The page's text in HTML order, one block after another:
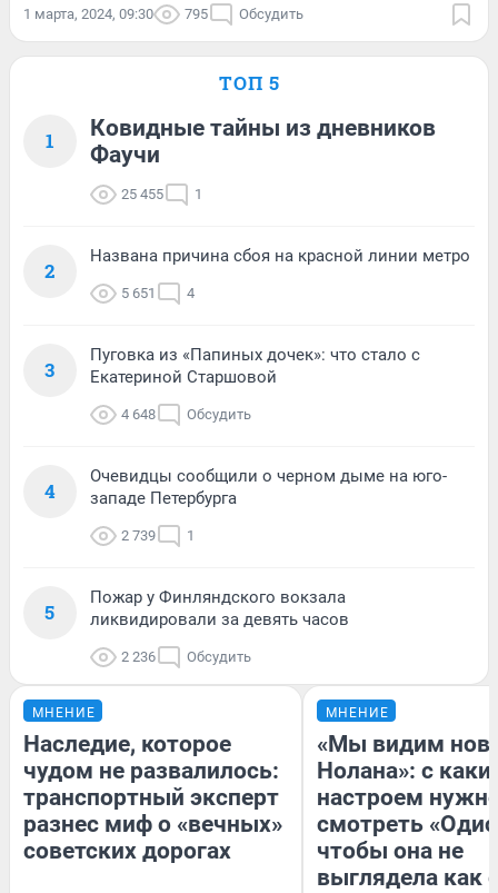
1 марта, 2024, 09:30 795 Обсудить
ТОП 5
1
Ковидные тайны из дневников
Фаучи
25 455 1
2
Названа причина сбоя на красной линии метро
5 651 4
3
Пуговка из «Папиных дочек»: что стало с
Екатериной Старшовой
4 648 Обсудить
4
Очевидцы сообщили о черном дыме на юго-
западе Петербурга
2 739 1
5
Пожар у Финляндского вокзала
ликвидировали за девять часов
2 236 Обсудить
МНЕНИЕ
Наследие, которое
чудом не развалилось:
транспортный эксперт
разнес миф о «вечных»
советских дорогах
МНЕНИЕ
«Мы видим
Нолана»: с
настроем
смотреть
чтобы она не
выглядела как